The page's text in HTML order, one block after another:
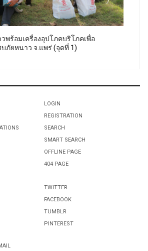
พร้อมเครื่องอุปโภคบริโภคเพื่อ
ภัยหนาว จ.แพร่ (จุดที่ 1)
LOGIN
REGISTRATION
SEARCH
SMART SEARCH
OFFLINE PAGE
404 PAGE
TWITTER
FACEBOOK
TUMBLR
PINTEREST